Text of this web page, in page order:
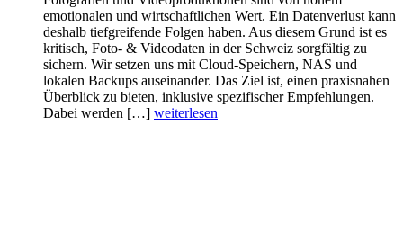
emotionalen und wirtschaftlichen Wert. Ein Datenverlust kann
deshalb tiefgreifende Folgen haben. Aus diesem Grund ist es
kritisch, Foto- & Videodaten in der Schweiz sorgfältig zu
sichern. Wir setzen uns mit Cloud-Speichern, NAS und
lokalen Backups auseinander. Das Ziel ist, einen praxisnahen
Überblick zu bieten, inklusive spezifischer Empfehlungen.
Dabei werden […] weiterlesen